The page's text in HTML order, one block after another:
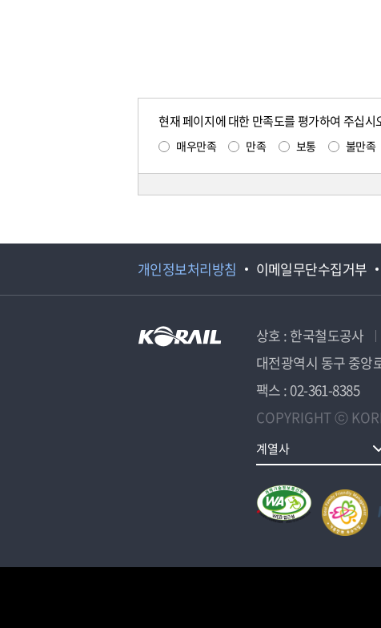
현재 페이지에 대한 만족도를 평가하여 주십시
매우만족 만족 보통 불만족
개인정보처리방침 이메일무단수집거부
상호 : 한국철도공사
대전광역시 동구 중앙
팩스 : 02-361-8385
COPYRIGHT ⓒ
계열사